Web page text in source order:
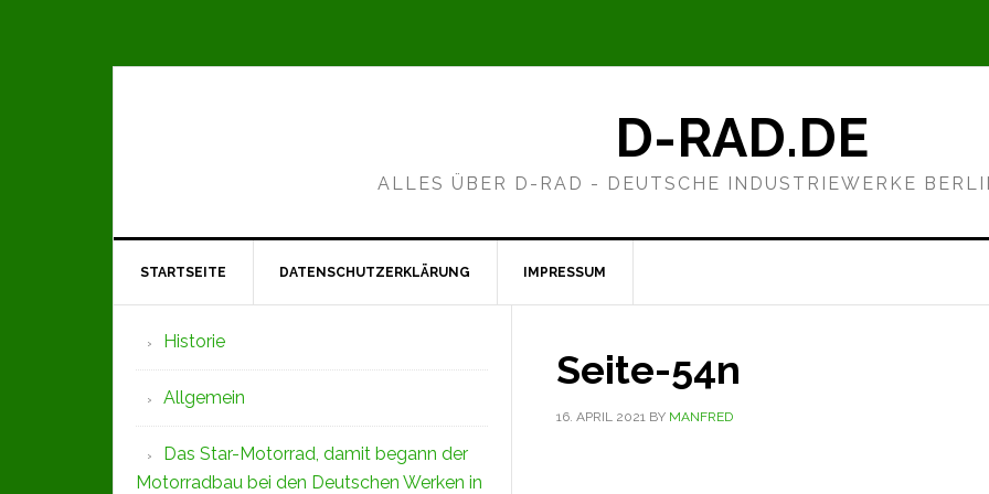
D-RAD.DE
ALLES ÜBER D-RAD - DEUTSCHE INDUSTRIEWERKE
STARTSEITE DATENSCHUTZERKLÄRUNG IMPRESSUM
Seite-54n
16. APRIL 2021 BY MANFRED
Seitenspalte
Historie
Allgemein
Das Star-Motorrad, damit begann der
Motorradbau bei den Deutschen Werken in